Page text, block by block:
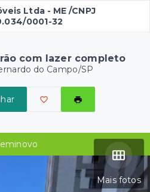
Ltda - ME /CNPJ
0001-32
com lazer completo
do Campo/SP
Mais fotos